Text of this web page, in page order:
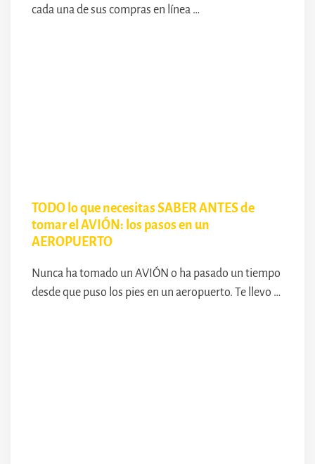
cada una de sus compras en línea …
TODO lo que necesitas SABER ANTES de
tomar el AVIÓN: los pasos en un
AEROPUERTO
Nunca ha tomado un AVIÓN o ha pasado un tiempo
desde que puso los pies en un aeropuerto. Te llevo …